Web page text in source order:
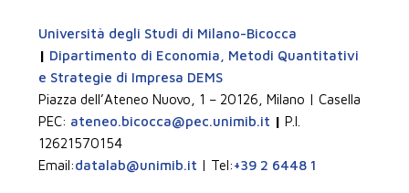
Università degli Studi di Milano-Bicocca
| Dipartimento di Economia, Metodi Quantitativi
e Strategie di Impresa DEMS
Piazza dell’Ateneo Nuovo, 1 – 20126, Milano | Casella
PEC: ateneo.bicocca@pec.unimib.it |P.I.
12621570154
Email:datalab@unimib.it | Tel:+39 2 6448 1